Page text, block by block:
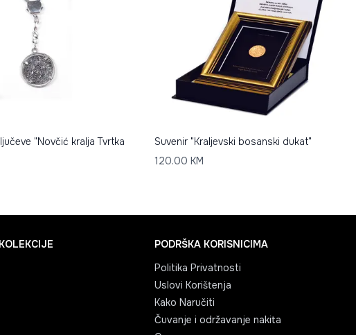
"Novčić kralja Tvrtka
Suvenir "Kraljevski bosanski dukat"
120.00 KM
PODRŠKA KORISNICIMA
Politika Privatnosti
Uslovi Korištenja
Kako Naručiti
Čuvanje i održavanje nakita